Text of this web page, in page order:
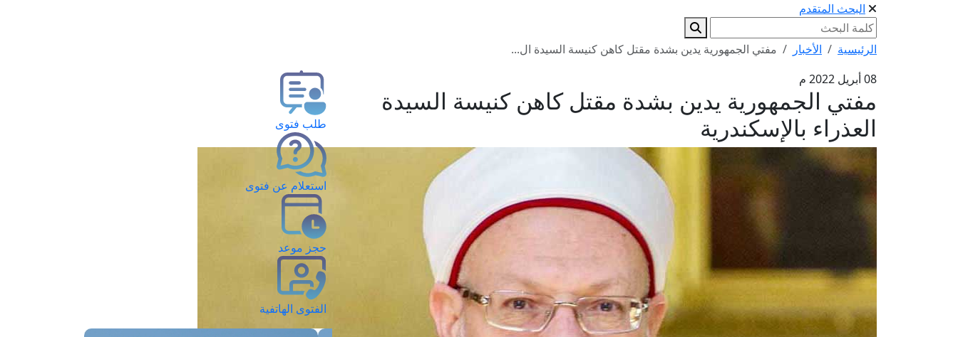
البحث المتقدم
الرئيسية الأخبار
مفتي الجمهورية يدين بشدة مقتل كاهن كنيسة السيدة ال...
08 أبريل 2022 م
مفتي الجمهورية يدين بشدة مقتل كاهن كنيسة السيدة
العذراء بالإسكندرية
طلب فتوى
استعلام عن فتوى
حجز موعد
الفتوى الهاتفية